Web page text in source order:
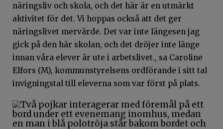
näringsliv och skola, och det här är en utmärkt
aktivitet för det. Vi hoppas också att det ger
näringslivet mervärde. Det var inte längesen jag
gick på den här skolan, och det dröjer inte länge
innan våra elever är ute i arbetslivet., sa Caroline
Elfors (M), kommunstyrelsens ordförande i sitt tal
invigningstal till eleverna som var först på plats.